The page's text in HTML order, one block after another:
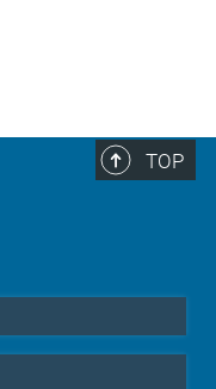
TOP